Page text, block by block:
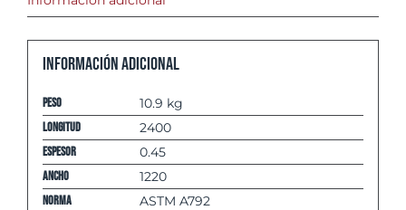
Información adicional
Peso 10.9 kg
Longitud 2400
espesor 0.45
Ancho 1220
Norma ASTM A792